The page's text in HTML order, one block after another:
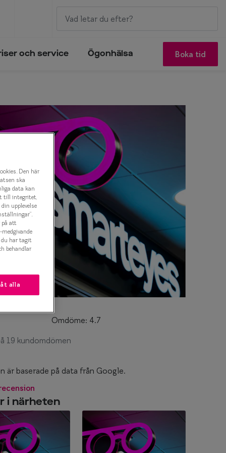
och service Ögonhälsa Boka tid
Omdöme: 4.7
19 kundomdömen
är baserade på data från Google.
i närheten
Den här
ska
data kan
till integritet,
upplevelse
på att
du har tagit
behandlar
alla